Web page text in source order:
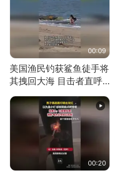
00:09
美国渔民钓获鲨鱼徒手将
其拽回大海 目击者直呼
震惊 （视频来源：参考
消息）
00:20